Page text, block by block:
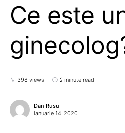
Ce este
398 views 2 minute read
Dan Rusu
ianuarie 14, 2020